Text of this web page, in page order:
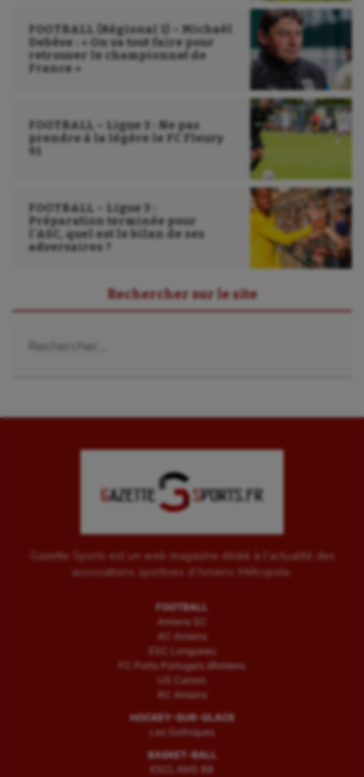
FOOTBALL (Régional 1) – Michaël
Debève : « On va tout faire pour
retrouver le championnat de
France »
FOOTBALL – Ligue 3 : Ne pas
prendre à la légère le FC Fleury
91
FOOTBALL – Ligue 3 :
Préparation terminée pour
l’ASC, quel est le bilan de ses
adversaires ?
Rechercher sur le site
Gazette Sports est un web magazine dédié à l'actualité des
associations sportives d'Amiens Métropole.
FOOTBALL
Amiens SC
AC Amiens
ESC Longueau
FC Porto Portugais d’Amiens
US Camon
RC Amiens
HOCKEY-SUR-GLACE
Les Gothiques
BASKET-BALL
ESCLAMS BB